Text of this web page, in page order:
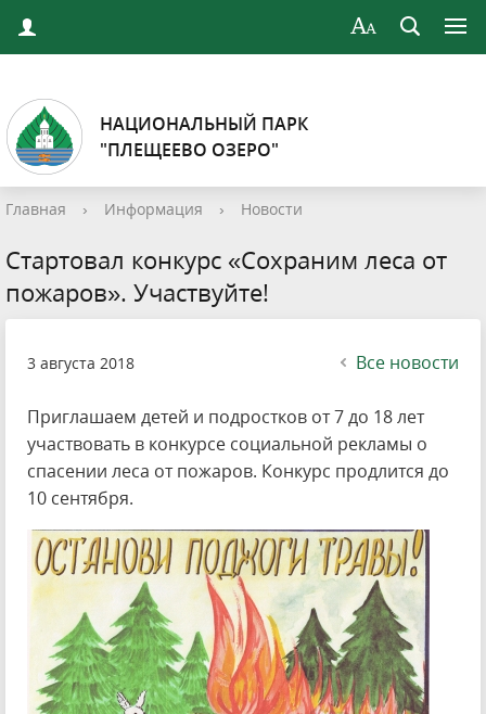
НАЦИОНАЛЬНЫЙ ПАРК
"ПЛЕЩЕЕВО ОЗЕРО"
Главная › Информация › Новости
Стартовал конкурс «Сохраним леса от
пожаров». Участвуйте!
3 августа 2018 Все новости
Приглашаем детей и подростков от 7 до 18 лет
участвовать в конкурсе социальной рекламы о
спасении леса от пожаров. Конкурс продлится до
10 сентября.